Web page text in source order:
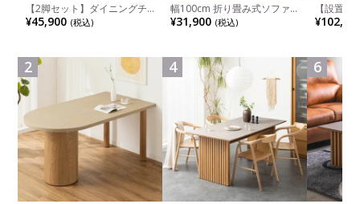
【2脚セット】ダイニングチ
ェア 木製 LUGA 肘付き チェ
ア 天然木 リビング椅子 板座
ュラル ブラウン 完成品
¥45,900 (税込)
2
幅100cm 折り畳み式ソファ
ベッド コンパクト リクライ
ニング カウチスタイル 省ス
¥31,900 (税込)
4
【設置
チンカウ
板 引き出
れ ウッデ
ル グレー
6